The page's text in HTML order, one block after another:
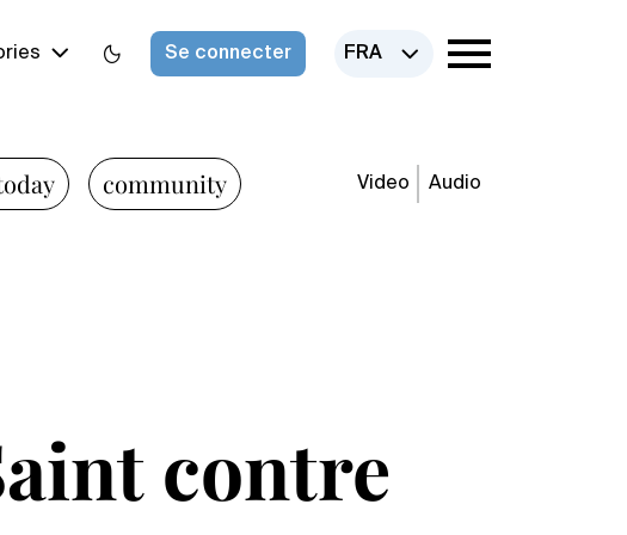
Se connecter FRA
community Video Audio
contre